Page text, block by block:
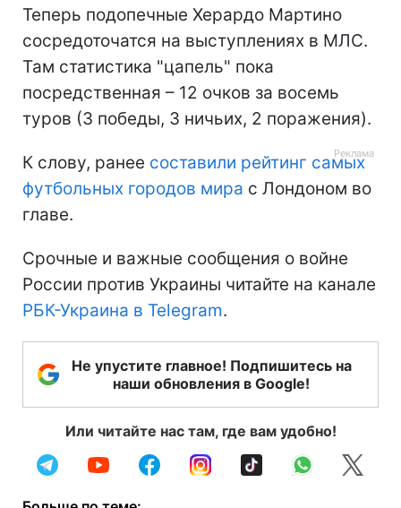
Теперь подопечные Херардо Мартино
сосредоточатся на выступлениях в МЛС.
Там статистика "цапель" пока
посредственная – 12 очков за восемь
туров (3 победы, 3 ничьих, 2 поражения).
К слову, ранее составили рейтинг самых
футбольных городов мира с Лондоном во
главе.
Срочные и важные сообщения о войне
России против Украины читайте на канале
РБК-Украина в Telegram.
Не упустите главное! Подпишитесь на
наши обновления в Google!
Или читайте нас там, где вам удобно!